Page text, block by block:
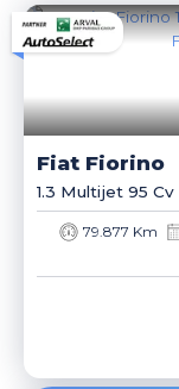
Fiat Fiorino
1.3 Multijet 95
79.877 Km